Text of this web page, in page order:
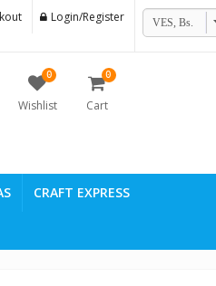
Login/Register VES, Bs.
0
Wishlist
0
Cart
CRAFT EXPRESS